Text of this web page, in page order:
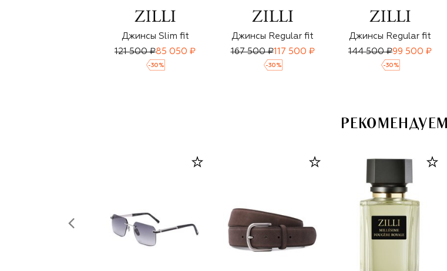
Джинсы Slim fit
121 500 ₽85 050 ₽
-30 %
Джинсы Regular fit
167 500 ₽117 500 ₽
-30 %
Джинсы Regular fit
144 500 ₽99 500 ₽
-30 %
РЕКОМЕНДУЕМ